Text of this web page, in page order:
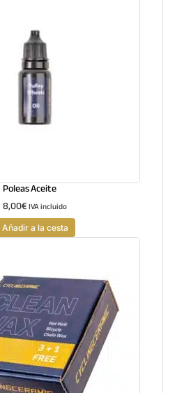
Poleas Aceite
8,00€IVA incluido
Añadir a la cesta